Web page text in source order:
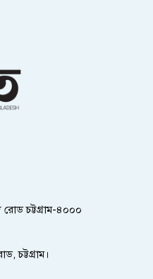
চট্টগ্রাম-৪০০০
চট্টগ্রাম।